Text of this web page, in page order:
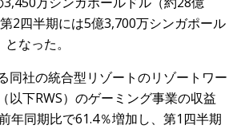
2四半期には5億3,700万シンガポール
なった。
同社の統合型リゾートのリゾートワー
以下RWS）のゲーミング事業の収益
年同期比で61.4％増加し、第1四半期